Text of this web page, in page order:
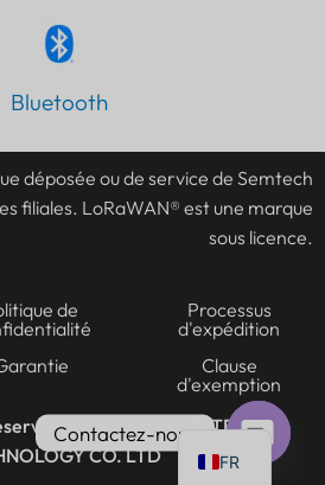
Bluetooth
déposée ou de service de Semtech
filiales. LoRaWAN® est une marque
sous licence.
de
Processus
d'expédition
Clause
d'exemption
2016-2026LANSITEC
CO. LTD
FR
Contactez-nous